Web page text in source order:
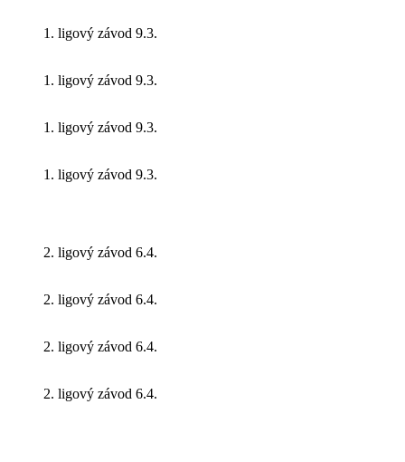
1. ligový závod 9.3.
1. ligový závod 9.3.
1. ligový závod 9.3.
1. ligový závod 9.3.
2. ligový závod 6.4.
2. ligový závod 6.4.
2. ligový závod 6.4.
2. ligový závod 6.4.